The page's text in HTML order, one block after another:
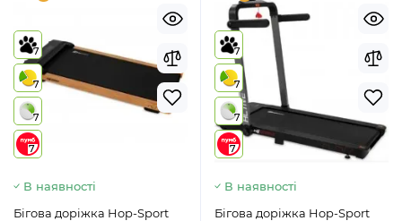
7
7
7
7
В наявності
Бігова доріжка Hop-Sport
7
7
7
7
В наявності
Бігова доріжка Hop-Sport